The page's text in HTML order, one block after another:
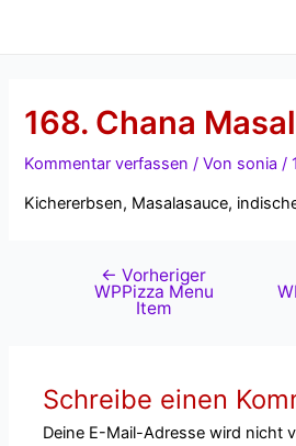
168. Chana
Kommentar verfassen / Von sonia/
Kichererbsen, Masalasauce,
← Vorheriger
WPPizza Menu
Item
Schreibe einen
Deine E-Mail-Adresse wird nicht